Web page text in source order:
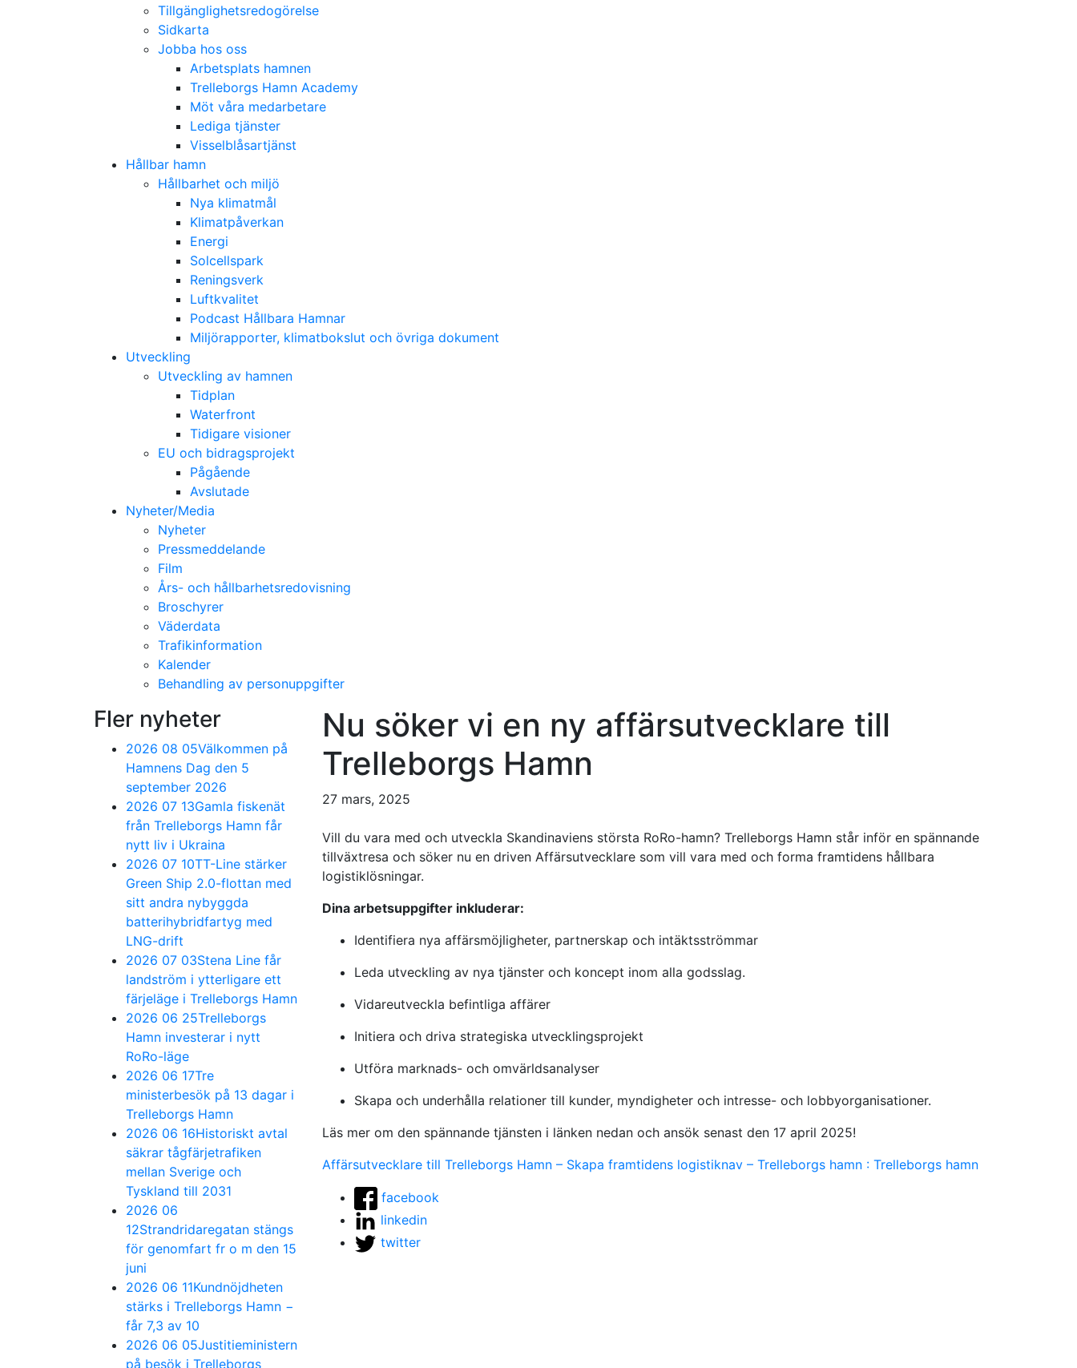
Tillgänglighetsredogörelse
Sidkarta
Jobba hos oss
Arbetsplats hamnen
Trelleborgs Hamn Academy
Möt våra medarbetare
Lediga tjänster
Visselblåsartjänst
Hållbar hamn
Hållbarhet och miljö
Nya klimatmål
Klimatpåverkan
Energi
Solcellspark
Reningsverk
Luftkvalitet
Podcast Hållbara Hamnar
Miljörapporter, klimatbokslut och övriga dokument
Utveckling
Utveckling av hamnen
Tidplan
Waterfront
Tidigare visioner
EU och bidragsprojekt
Pågående
Avslutade
Nyheter/Media
Nyheter
Pressmeddelande
Film
Års- och hållbarhetsredovisning
Broschyrer
Väderdata
Trafikinformation
Kalender
Behandling av personuppgifter
Fler nyheter
2026 08 05Välkommen på
Hamnens Dag den 5
september 2026
2026 07 13Gamla fiskenät
från Trelleborgs Hamn får
nytt liv i Ukraina
2026 07 10TT-Line stärker
Green Ship 2.0-flottan med
sitt andra nybyggda
batterihybridfartyg med
LNG-drift
2026 07 03Stena Line får
landström i ytterligare ett
färjeläge i Trelleborgs Hamn
2026 06 25Trelleborgs
Hamn investerar i nytt
RoRo-läge
2026 06 17Tre
ministerbesök på 13 dagar i
Trelleborgs Hamn
2026 06 16Historiskt avtal
säkrar tågfärjetrafiken
mellan Sverige och
Tyskland till 2031
2026 06
12Strandridaregatan stängs
för genomfart fr o m den 15
juni
2026 06 11Kundnöjdheten
stärks i Trelleborgs Hamn −
får 7,3 av 10
2026 06 05Justitieministern
på besök i Trelleborgs
Nu söker vi en ny affärsutvecklare till
Trelleborgs Hamn
27 mars, 2025
Vill du vara med och utveckla Skandinaviens största RoRo-hamn? Trelleborgs Hamn står inför en spännande
tillväxtresa och söker nu en driven Affärsutvecklare som vill vara med och forma framtidens hållbara
logistiklösningar.
Dina arbetsuppgifter inkluderar:
Identifiera nya affärsmöjligheter, partnerskap och intäktsströmmar
Leda utveckling av nya tjänster och koncept inom alla godsslag.
Vidareutveckla befintliga affärer
Initiera och driva strategiska utvecklingsprojekt
Utföra marknads- och omvärldsanalyser
Skapa och underhålla relationer till kunder, myndigheter och intresse- och lobbyorganisationer.
Läs mer om den spännande tjänsten i länken nedan och ansök senast den 17 april 2025!
Affärsutvecklare till Trelleborgs Hamn – Skapa framtidens logistiknav – Trelleborgs hamn : Trelleborgs hamn
facebook
linkedin
twitter